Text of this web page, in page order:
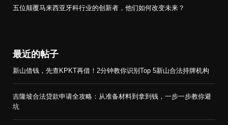
五位颠覆马来西亚牙科行业的创新者，他们如何改变未来？
最近的帖子
新山借钱，先查KPKT再借！2分钟教你识别Top 5新山合法持牌机构
吉隆坡合法贷款申请全攻略：从准备材料到拿到钱，一步一步教你避
坑